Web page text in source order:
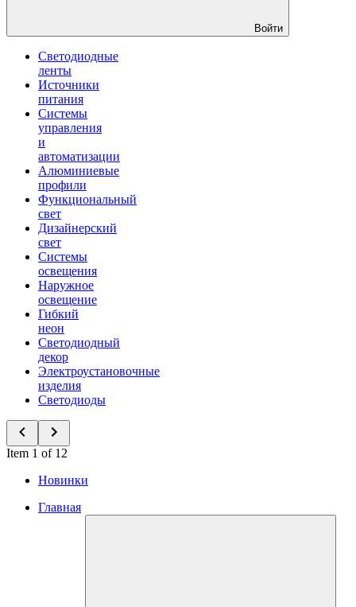
Войти
Светодиодные
ленты
Источники
питания
Системы
управления
и
автоматизации
Алюминиевые
профили
Функциональный
свет
Дизайнерский
свет
Системы
освещения
Наружное
освещение
Гибкий
неон
Светодиодный
декор
Электроустановочные
изделия
Светодиоды
Item 1 of 12
Новинки
Главная